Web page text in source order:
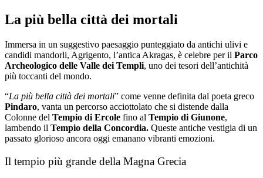
Salta
al
La più bella città dei mortali
Immersa in un suggestivo paesaggio punteggiato da antichi ulivi e
candidi mandorli, Agrigento, l’antica Akragas, è celebre per il Parco
Archeologico delle Valle dei Templi, uno dei tesori dell’antichità
più toccanti del mondo.
“La più bella città dei mortali” come venne definita dal poeta greco
Pindaro, vanta un percorso acciottolato che si distende dalla
Colonne del Tempio di Ercole fino al Tempio di Giunone,
lambendo il Tempio della Concordia. Queste antiche vestigia di un
passato glorioso ancora oggi emanano vibranti emozioni.
Il tempio più grande della Magna Grecia